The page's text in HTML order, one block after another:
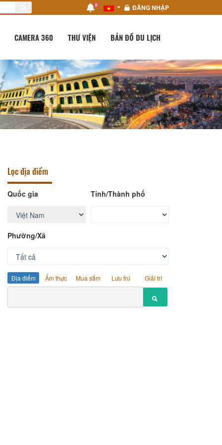
0 ĐĂNG NHẬP
CAMERA 360 THƯ VIỆN BẢN ĐỒ DU LỊCH
Lọc địa điểm
Quốc gia Tỉnh/Thành phố
Phường/Xã
Địa điểm Ẩm thực Mua sắm Lưu trú Giải trí